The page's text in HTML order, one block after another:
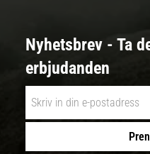
Nyhetsbrev - Ta
erbjudanden